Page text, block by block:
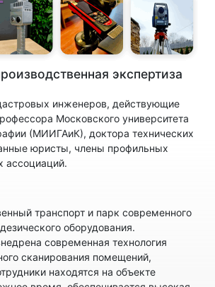
экспертиза
инженеров, действующие
Московского университета
(МИИГАиК), доктора технических
юристы, члены профильных
ассоциаций.
транспорт и парк современного
оборудования.
современная технология
сканирования помещений,
находятся на объекте